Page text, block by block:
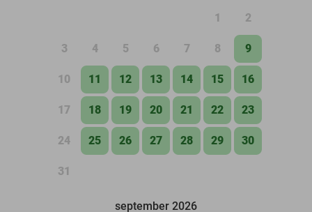
1 2
3 4 5 6 7 8 9
10 11 12 13 14 15 16
17 18 19 20 21 22 23
24 25 26 27 28 29 30
31
september 2026